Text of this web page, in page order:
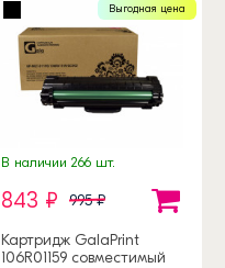
Выгодная цена
В наличии 266 шт.
843 ₽ 995 ₽
Картридж GalaPrint
106R01159 совместимый